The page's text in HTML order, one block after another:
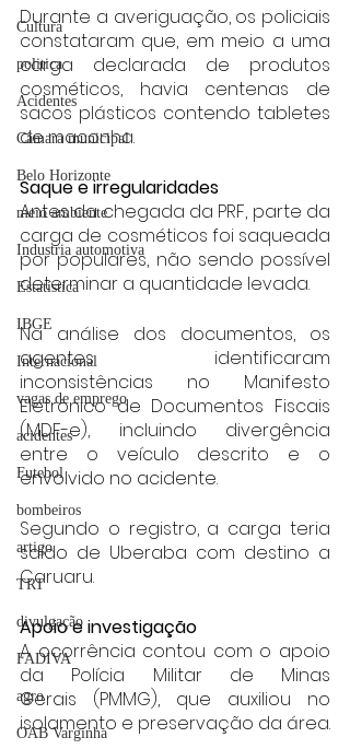
Cultura
politica
Acidentes
Câmara municipal
Belo Horizonte
meio ambiente
Industria automotiva
Estatística
IBGE
Internacional
vagas de emprego
acidentes
Futebol
bombeiros
artigo
TRT
divulgação
FADIVA
agro
OAB Varginha
Durante a averiguação, os policiais
constataram que, em meio a uma
carga declarada de produtos
cosméticos, havia centenas de
sacos plásticos contendo tabletes
de maconha.
Saque e irregularidades
Antes da chegada da PRF, parte da
carga de cosméticos foi saqueada
por populares, não sendo possível
determinar a quantidade levada.
Na análise dos documentos, os
agentes identificaram
inconsistências no Manifesto
Eletrônico de Documentos Fiscais
(MDF-e), incluindo divergência
entre o veículo descrito e o
envolvido no acidente.
Segundo o registro, a carga teria
saído de Uberaba com destino a
Caruaru.
Apoio e investigação
A ocorrência contou com o apoio
da Polícia Militar de Minas
Gerais (PMMG), que auxiliou no
isolamento e preservação da área.